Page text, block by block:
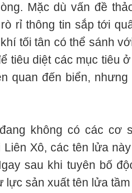
Mặc dù vấn đề
rỉ thông tin sắp tới
tối tân có thể sánh
tiêu diệt các mục tiêu
quan đến biển,
không có các cơ
Liên Xô, các tên lửa
sau khi tuyên bố
lực sản xuất tên lửa